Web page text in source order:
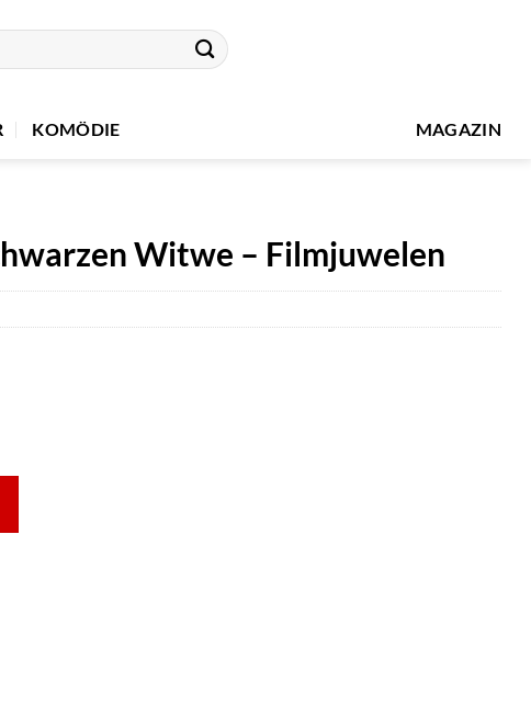
KOMÖDIE MAGAZIN
Witwe – Filmjuwelen